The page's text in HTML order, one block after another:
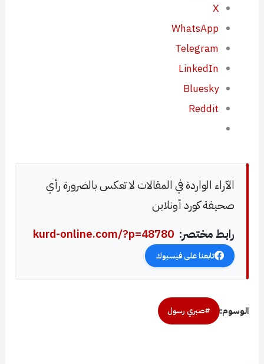
X
WhatsApp
Telegram
LinkedIn
Bluesky
Reddit
الآراء الواردة في المقالات لا تعكس بالضرورة رأي
صحيفة كورد أونلاين
رابط مختصر: kurd-online.com/?p=48780
تابعنا على فيسبوك
الوسوم: #صبري رسول